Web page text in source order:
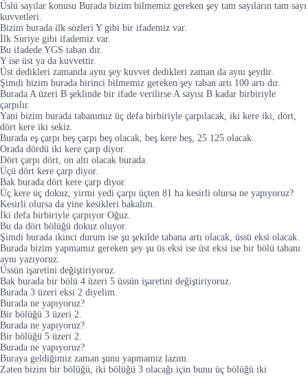
Üslü sayılar konusu Burada bizim bilmemiz gereken şey tam sayıların tam sayı
kuvvetleri.
Bizim burada ilk sözleri Y gibi bir ifademiz var.
İlk Suriye gibi ifademiz var.
Bu ifadede YGS taban dır.
Y ise üst ya da kuvvettir.
Üst dedikleri zamanda aynı şey kuvvet dedikleri zaman da aynı şeydir.
Şimdi bizim burada birinci bilmemiz gereken şey taban artı 100 artı dır.
Burada A üzeri B şeklinde bir ifade verilirse A sayısı B kadar birbiriyle
çarpılır.
Yani bizim burada tabanımız üç defa birbiriyle çarpılacak, iki kere iki, dört,
dört kere iki sekiz.
Burada eş çarpı beş çarpı beş olacak, beş kere beş, 25 125 olacak.
Orada dördü iki kere çarp diyor.
Dört çarpı dört, on altı olacak burada.
Üçü dört kere çarp diyor.
Bak burada dört kere çarp diyor.
Üç kere üç dokuz, yirmi yedi çarpı üçten 81 ha kesirli olursa ne yapıyoruz?
Kesirli olursa da yine kesikleri bakalım.
İki defa birbiriyle çarpıyor Oğuz.
Bu da dört bölüğü dokuz oluyor.
Şimdi burada ikinci durum ise şu şekilde tabana artı olacak, üssü eksi olacak.
Burada bizim yapmamız gereken şey şu üs eksi ise üst eksi ise bir bölü tabanı
aynı yazıyoruz.
Üssün işaretini değiştiriyoruz.
Bak burada bir bölü 4 üzeri 5 üssün işaretini değiştiriyoruz.
Burada 3 üzeri eksi 2 diyelim.
Burada ne yapıyoruz?
Bir bölüğü 3 üzeri 2.
Burada ne yapıyoruz?
Bir bölüğü 5 üzeri 2.
Burada ne yapıyoruz?
Buraya geldiğimiz zaman şunu yapmamız lazım.
Zaten bizim bir bölüğü, iki bölüğü 3 olacağı için bunu üç bölüğü iki